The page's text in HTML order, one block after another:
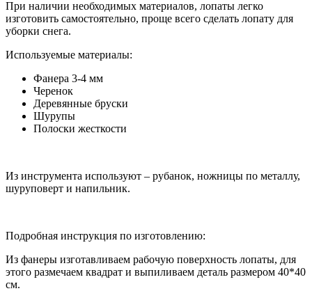
При наличии необходимых материалов, лопаты легко
изготовить самостоятельно, проще всего сделать лопату для
уборки снега.
Используемые материалы:
Фанера 3-4 мм
Черенок
Деревянные бруски
Шурупы
Полоски жесткости
Из инструмента используют – рубанок, ножницы по металлу,
шуруповерт и напильник.
Подробная инструкция по изготовлению:
Из фанеры изготавливаем рабочую поверхность лопаты, для
этого размечаем квадрат и выпиливаем деталь размером 40*40
см.